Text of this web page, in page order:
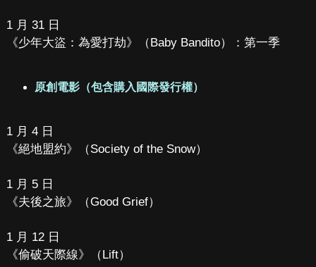
1 月 31 日
《少年大盜：為愛打劫》（Baby Bandito）：第一季
原創電影（包含購入國際發行權）
1 月 4 日
《絕地盟約》（Society of the Snow）
1 月 5 日
《夫後之旅》（Good Grief）
1 月 12 日
《偷破天際線》（Lift）